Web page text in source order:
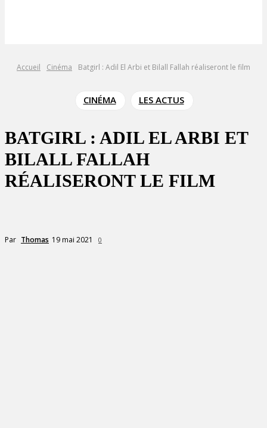
Accueil Cinéma Batgirl : Adil El Arbi et Bilall Fallah réaliseront le film
CINÉMA LES ACTUS
BATGIRL : ADIL EL ARBI ET
BILALL FALLAH
RÉALISERONT LE FILM
Par Thomas 19 mai 2021 0